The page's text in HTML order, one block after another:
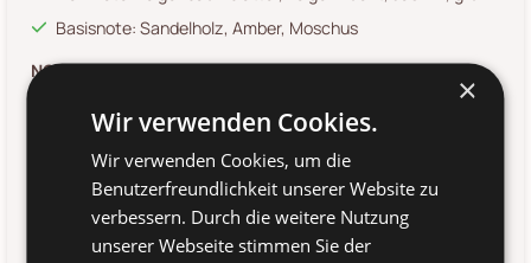
Basisnote: Sandelholz, Amber, Moschus
NO. 4 - Lemon Verbena
frischer, zitroniger Duft mit Kräutern und Gewürzen
Duftfamilie: zitrus
Kopfnote: Zitrone, Verbene, Zitronengras, Koriandersamen
Herznote: Petitgrain, Neroli, Pfefferminze
×
Wir verwenden Cookies.
Wir verwenden Cookies, um die
Benutzerfreundlichkeit unserer Website zu
verbessern. Durch die weitere Nutzung
unserer Webseite stimmen Sie der